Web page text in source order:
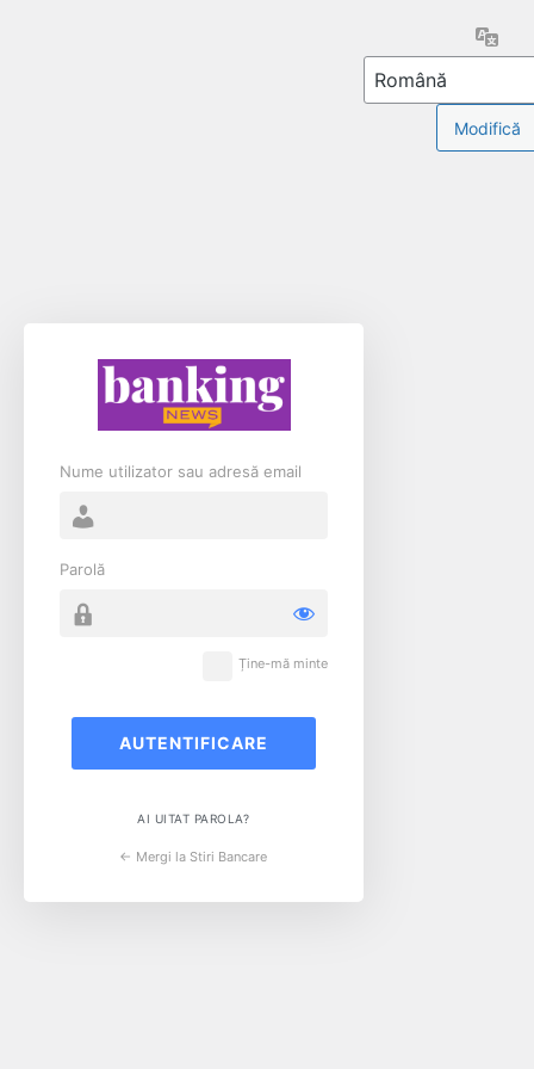
Nume utilizator sau adresă email
Parolă
Ține-mă minte
AI UITAT PAROLA?
← Mergi la Stiri Bancare